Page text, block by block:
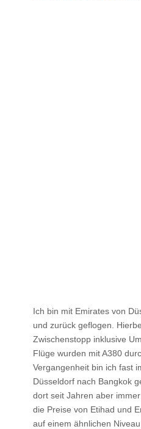
Ich bin mit Emirates von
und zurück geflogen.
Zwischenstopp inklusive
Flüge wurden mit A380
Vergangenheit bin ich fast
Düsseldorf nach Bangkok
dort seit Jahren aber
die Preise von Etihad und
auf einem ähnlichen